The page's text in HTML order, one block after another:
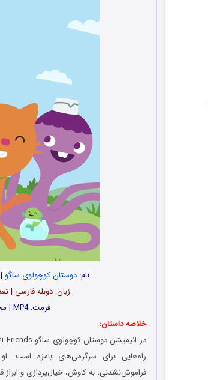
نام: دوستان کوچولوی ساگو
زبان: دوبله فارسی | تعداد
فرمت: MP4 | محصول اپل تی‌وی پلاس +Apple TV | امتیاز: 8.1
خلاصه داستان:
راه‌هایی برای سرگرمی‌های بامزه است.
فراموش‌نشدنی، به کاوش، خیال‌پردازی و